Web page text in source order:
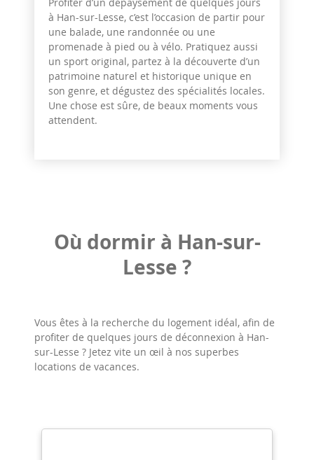
à Han-sur-Lesse, c’est l’occasion de partir pour
une balade, une randonnée ou une
promenade à pied ou à vélo. Pratiquez aussi
un sport original, partez à la découverte d’un
patrimoine naturel et historique unique en
son genre, et dégustez des spécialités locales.
Une chose est sûre, de beaux moments vous
attendent.
Où dormir à Han-sur-
Lesse ?
Vous êtes à la recherche du logement idéal, afin de
profiter de quelques jours de déconnexion à Han-
sur-Lesse ? Jetez vite un œil à nos superbes
locations de vacances.